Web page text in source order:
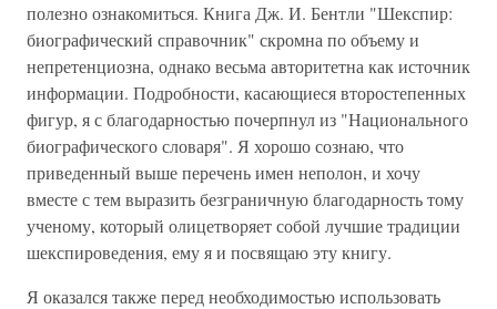
полезно ознакомиться. Книга Дж. И. Бентли "Шекспир:
биографический справочник" скромна по объему и
непретенциозна, однако весьма авторитетна как источник
информации. Подробности, касающиеся второстепенных
фигур, я с благодарностью почерпнул из "Национального
биографического словаря". Я хорошо сознаю, что
приведенный выше перечень имен неполон, и хочу
вместе с тем выразить безграничную благодарность тому
ученому, который олицетворяет собой лучшие традиции
шекспироведения, ему я и посвящаю эту книгу.
Я оказался также перед необходимостью использовать